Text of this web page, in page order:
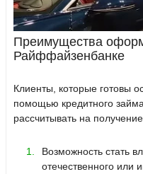
Преимущества
Райффайзенбанке
Клиенты, которые готовы
помощью кредитного
рассчитывать на
Возможность стать
отечественного или